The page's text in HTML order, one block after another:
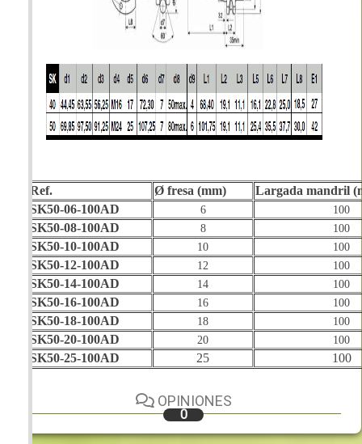
Ref. Ø fresa (mm)
Largada mandril
SK50-06-100AD
6 100
SK50-08-100AD 8 100
SK50-10-100AD 10 100
SK50-12-100AD 12 100
SK50-14-100AD 14 100
SK50-16-100AD 16 100
SK50-18-100AD 18 100
SK50-20-100AD 20 100
SK50-25-100AD 25 100
OPINIONES
0